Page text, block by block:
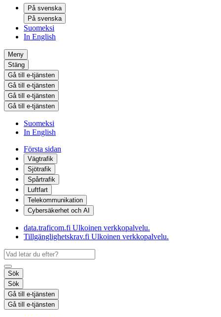
På svenska
På svenska
Suomeksi
In English
Meny
Stäng
Gå till e-tjänsten
Gå till e-tjänsten
Gå till e-tjänsten
Gå till e-tjänsten
Suomeksi
In English
Första sidan
Vägtrafik
Sjötrafik
Spårtrafik
Luftfart
Telekommunikation
Cybersäkerhet och AI
data.traficom.fi Ulkoinen verkkopalvelu.
Tillgänglighetskrav.fi Ulkoinen verkkopalvelu.
Sök
Sök
Gå till e-tjänsten
Gå till e-tjänsten